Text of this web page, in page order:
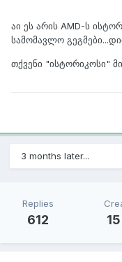
აი ეს არის AMD-ს
სამომავლო
თქვენი "ისტორიკოსი"
3 months later...
Replies
612